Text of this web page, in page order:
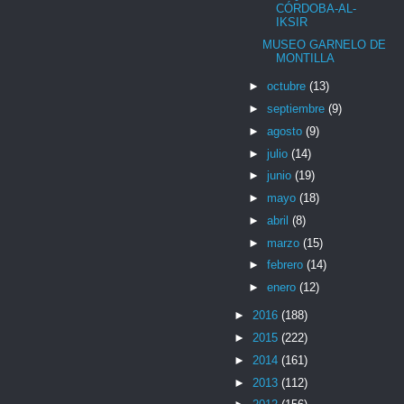
CÓRDOBA-AL-
IKSIR
MUSEO GARNELO DE
MONTILLA
► octubre (13)
► septiembre (9)
► agosto (9)
► julio (14)
► junio (19)
► mayo (18)
► abril (8)
► marzo (15)
► febrero (14)
► enero (12)
► 2016 (188)
► 2015 (222)
► 2014 (161)
► 2013 (112)